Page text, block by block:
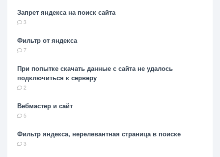
Запрет яндекса на поиск сайта
3
Фильтр от яндекса
7
При попытке скачать данные с сайта не удалось
подключиться к серверу
2
Вебмастер и сайт
5
Фильтр яндекса, нерелевантная страница в поиске
3